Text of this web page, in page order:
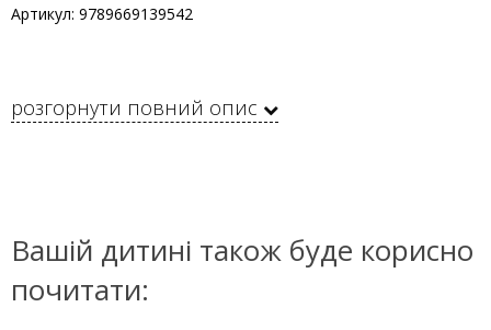
Артикул: 9789669139542
розгорнути повний опис
Вашій дитині також буде корисно
почитати: